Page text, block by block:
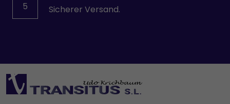
5 Sicherer Versand.